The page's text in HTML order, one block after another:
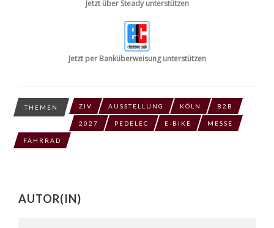
Jetzt über Steady unterstützen
Jetzt per Banküberweisung unterstützen
THEMEN ZIV AUSSTELLUNG KÖLN B2B
2027 PEDELEC E-BIKE MESSE
FAHRRAD
AUTOR(IN)